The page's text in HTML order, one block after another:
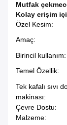
Mutfak
Kolay erişim
Özel Kesim:
Amaç:
Birincil kullanım:
Temel Özellik:
Tek kafalı sıvı
makinası:
Çevre Dostu:
Malzeme: